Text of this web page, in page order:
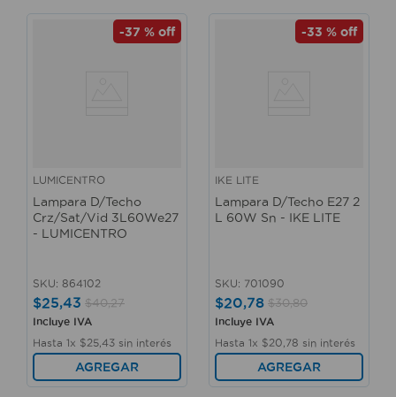
-37 % off
LUMICENTRO
Lampara D/Techo
Crz/Sat/Vid 3L60We27
- LUMICENTRO
SKU: 864102
$25,43 $40,27
Incluye IVA
Hasta 1x $25 43 sin interés
AGREGAR
-33 % off
IKE LITE
Lampara D/Techo E27 2
L 60W Sn - IKE LITE
SKU: 701090
$20,78 $30,80
Incluye IVA
Hasta 1x $20 78 sin interés
AGREGAR